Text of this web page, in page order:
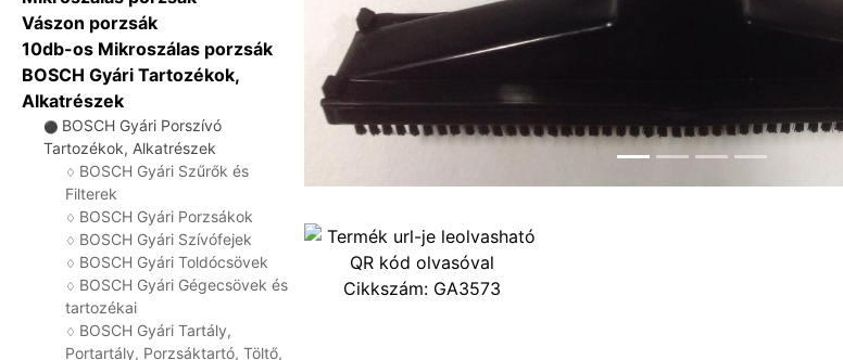
Vászon porzsák
10db-os Mikroszálas porzsák
BOSCH Gyári Tartozékok,
Alkatrészek
⚫ BOSCH Gyári Porszívó
Tartozékok, Alkatrészek
♢ BOSCH Gyári Szűrők és
Filterek
♢ BOSCH Gyári Porzsákok
♢ BOSCH Gyári Szívófejek
♢ BOSCH Gyári Toldócsövek
♢ BOSCH Gyári Gégecsövek és
tartozékai
♢ BOSCH Gyári Tartály,
Portartály, Porzsáktartó, Töltő,
Cikkszám: GA3573